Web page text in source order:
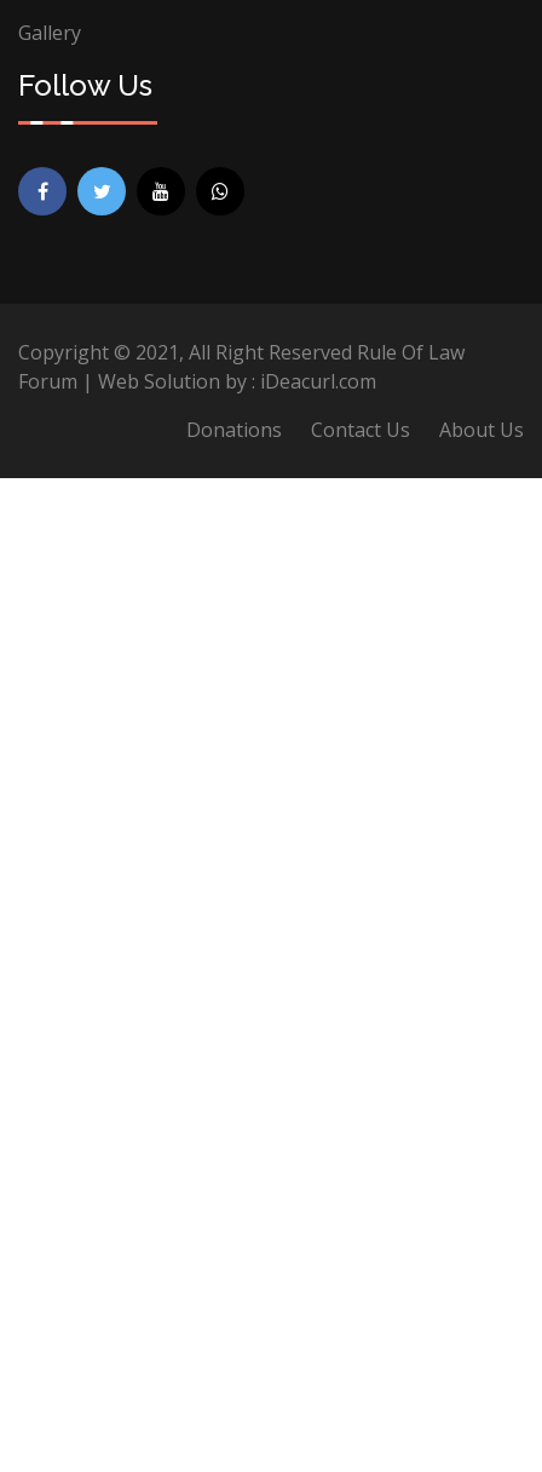
Gallery
Follow Us
Copyright © 2021, All Right Reserved Rule Of Law
Forum | Web Solution by : iDeacurl.com
Donations
Contact Us About Us